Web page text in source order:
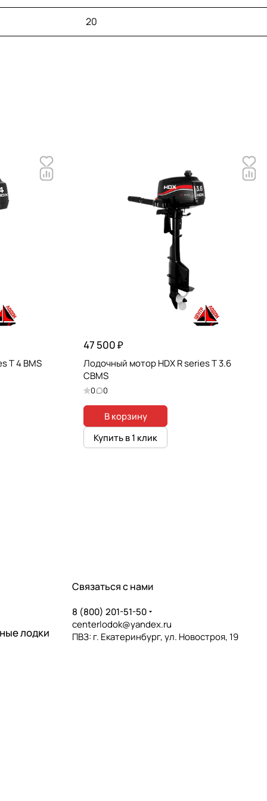
простой конструкции мотора.
20
T 4 BMS
47 500 ₽
Лодочный мотор HDX R series T 3.6
CBMS
0 0
В корзину
Купить в 1 клик
лодки
Связаться с нами
8 (800) 201-51-50
centerlodok@yandex.ru
ПВЗ: г. Екатеринбург, ул. Новостроя, 19